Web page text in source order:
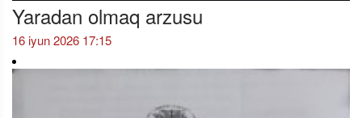
Yaradan olmaq arzusu
16 iyun 2026 17:15